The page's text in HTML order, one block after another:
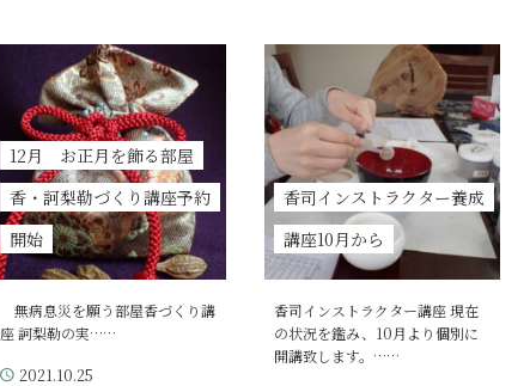
12月 お正月を飾る部屋
香・訶梨勒づくり講座予約
開始
無病息災を願う部屋香づくり講
座 訶梨勒の実……
2021.10.25
香司インストラクター養成
講座10月から
香司インストラクター講座 現在
の状況を鑑み、10月より個別に
開講致します。……